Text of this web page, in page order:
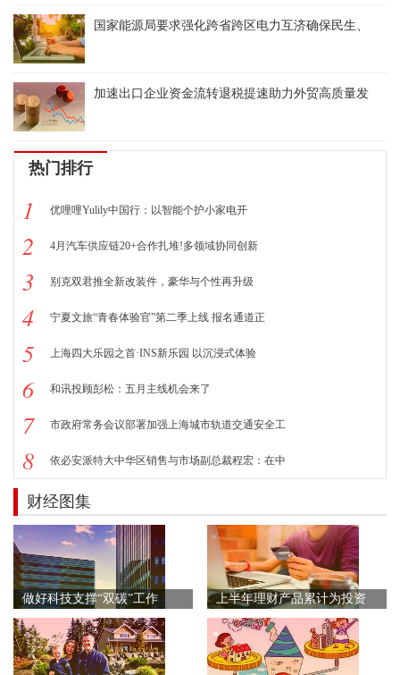
国家能源局要求强化跨省跨区电力互济确保民生、
加速出口企业资金流转退税提速助力外贸高质量发
热门排行
1 优哩哩Yulily中国行：以智能个护小家电开
2 4月汽车供应链20+合作扎堆!多领域协同创新
3 别克双君推全新改装件，豪华与个性再升级
4 宁夏文旅“青春体验官”第二季上线 报名通道正
5 上海四大乐园之首·INS新乐园 以沉浸式体验
6 和讯投顾彭松：五月主线机会来了
7 市政府常务会议部署加强上海城市轨道交通安全工
8 依必安派特大中华区销售与市场副总裁程宏：在中
财经图集
做好科技支撑“双碳”工作 上半年理财产品累计为投资